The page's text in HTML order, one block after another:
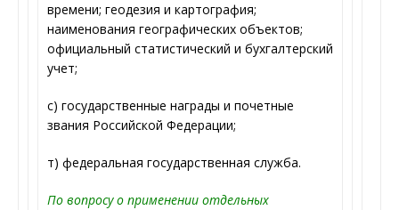
времени; геодезия и картография;
наименования географических объектов;
официальный статистический и бухгалтерский
учет;
с) государственные награды и почетные
звания Российской Федерации;
т) федеральная государственная служба.
По вопросу о применении отдельных